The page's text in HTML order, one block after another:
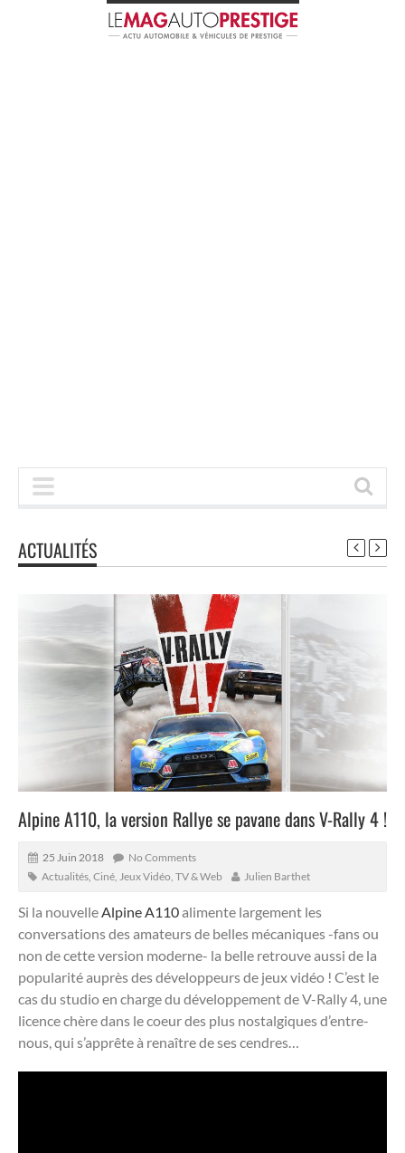
ACTUALITÉS
Alpine A110, la version Rallye se pavane dans V-Rally 4 !
25 Juin 2018
No Comments
Actualités Ciné, Jeux Vidéo, TV & Web Julien Barthet
Si la nouvelleAlpine A110alimente largement les
conversations des amateurs de belles mécaniques -fans ou
non de cette version moderne- la belle retrouve aussi de la
popularité auprès des développeurs de jeux vidéo ! C’est le
cas du studio en charge du développement de V-Rally 4, une
licence chère dans le coeur des plus nostalgiques d’entre-
nous, qui s’apprête à renaître de ses cendres…